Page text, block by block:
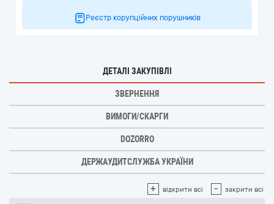
Реєстр корупційних порушників
ДЕТАЛІ ЗАКУПІВЛІ
ЗВЕРНЕННЯ
ВИМОГИ/СКАРГИ
DOZORRO
ДЕРЖАУДИТСЛУЖБА УКРАЇНИ
+ відкрити всі - закрити всі